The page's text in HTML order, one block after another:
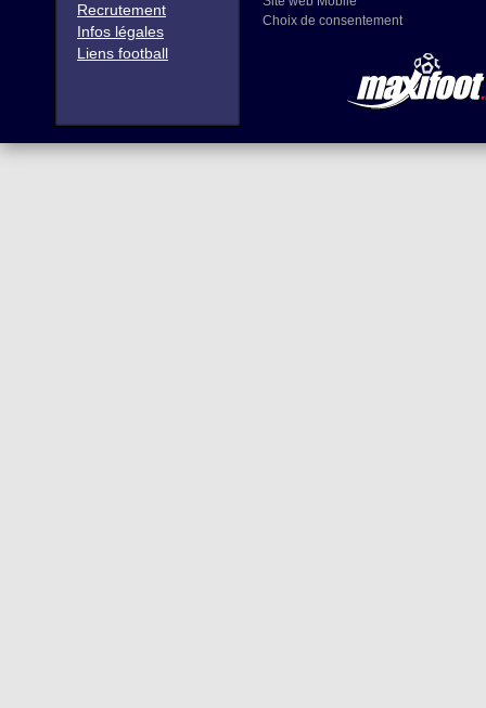
Recrutement
Infos légales
Liens football
Choix de consentement